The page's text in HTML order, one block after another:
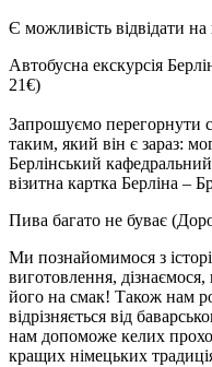
Є можливість відвідати на
Автобусна екскурсія
21€)
Запрошуємо перегорнути
таким, який він є зараз:
Берлінський
візитна картка Берліна –
Пива багато не буває
Ми познайомимося з
виготовлення,
його на смак! Також нам
відрізняється від
нам допоможе келих
кращих німецьких